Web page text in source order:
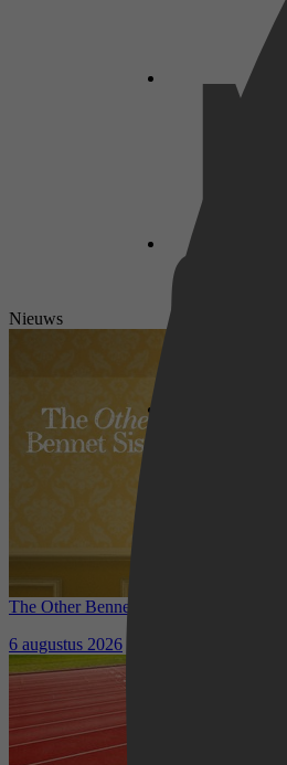
Nieuws
The Other Bennet Sister nu te zien op
6 augustus 2026